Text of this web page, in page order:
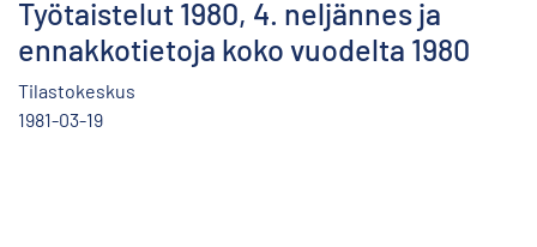
Työtaistelut 1980, 4. neljännes ja
ennakkotietoja koko vuodelta 1980
Tilastokeskus
1981-03-19